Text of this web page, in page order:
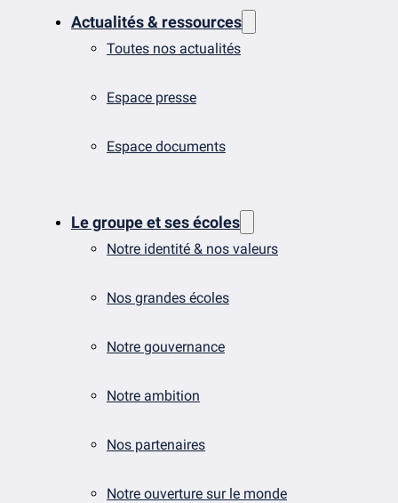
Actualités & ressources
Toutes nos actualités
Espace presse
Espace documents
Le groupe et ses écoles
Notre identité & nos valeurs
Nos grandes écoles
Notre gouvernance
Notre ambition
Nos partenaires
Notre ouverture sur le monde